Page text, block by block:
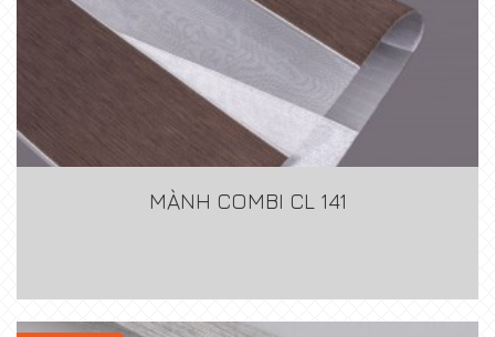
MÀNH COMBI CL 141